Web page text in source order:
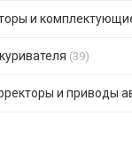
и
(39)
и приводы